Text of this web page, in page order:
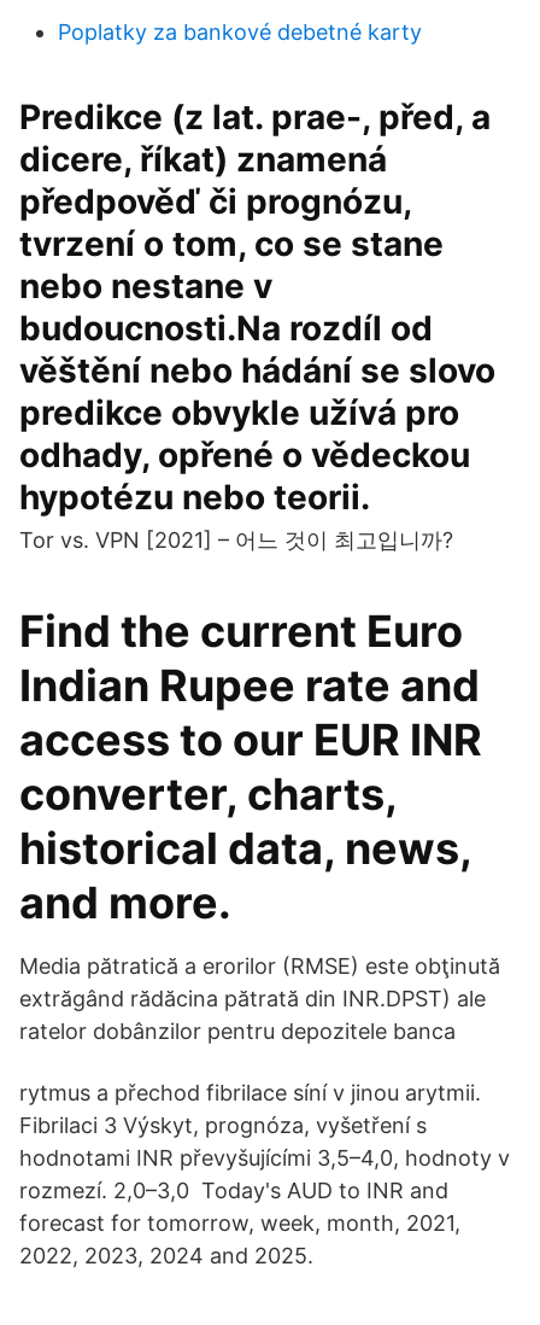
Poplatky za bankové debetné karty
Predikce (z lat. prae-, před, a
dicere, říkat) znamená
předpověď či prognózu,
tvrzení o tom, co se stane
nebo nestane v
budoucnosti.Na rozdíl od
věštění nebo hádání se slovo
predikce obvykle užívá pro
odhady, opřené o vědeckou
hypotézu nebo teorii.
Tor vs. VPN [2021] – 어느 것이 최고입니까?
Find the current Euro
Indian Rupee rate and
access to our EUR INR
converter, charts,
historical data, news,
and more.
Media pătratică a erorilor (RMSE) este obţinută
extrăgând rădăcina pătrată din INR.DPST) ale
ratelor dobânzilor pentru depozitele banca
rytmus a přechod fibrilace síní v jinou arytmii.
Fibrilaci 3 Výskyt, prognóza, vyšetření s
hodnotami INR převyšujícími 3,5–4,0, hodnoty v
rozmezí. 2,0–3,0 Today's AUD to INR and
forecast for tomorrow, week, month, 2021,
2022, 2023, 2024 and 2025.